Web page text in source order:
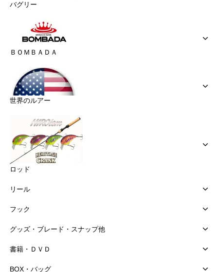
バグリー
ＢＯＭＢＡＤＡ
世界のルアー
ロッド
リール
フック
グッズ・ブレード・スナップ他
書籍・ＤＶＤ
BOX・バッグ